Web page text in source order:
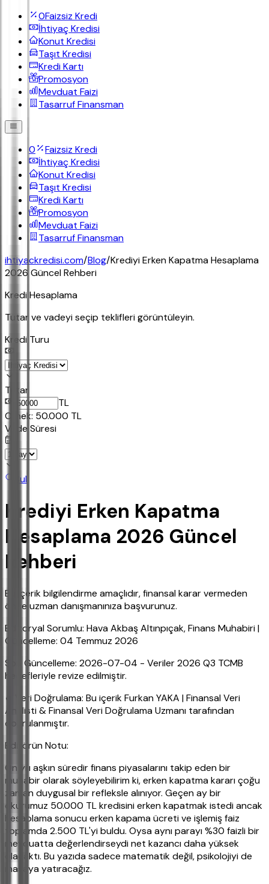
0Faizsiz Kredi
İhtiyaç Kredisi
Konut Kredisi
Taşıt Kredisi
Kredi Kartı
Promosyon
Mevduat Faizi
Tasarruf Finansman
0
Faizsiz Kredi
İhtiyaç Kredisi
Konut Kredisi
Taşıt Kredisi
Kredi Kartı
Promosyon
Mevduat Faizi
Tasarruf Finansman
ihtiyackredisi.com/Blog/Krediyi Erken Kapatma Hesaplama
2026 Güncel Rehberi
Kredi Hesaplama
Tutar ve vadeyi seçip teklifleri görüntüleyin.
Kredi Turu
Tutar
TL
Ornek: 50.000 TL
Vade Süresi
Bul
Krediyi Erken Kapatma
Hesaplama 2026 Güncel
Rehberi
Bu içerik bilgilendirme amaçlıdır, finansal karar vermeden
önce uzman danışmanınıza başvurunuz.
Editoryal Sorumlu: Hava Akbaş Altınpıçak, Finans Muhabiri |
Güncelleme: 04 Temmuz 2026
Son Güncelleme: 2026-07-04 - Veriler 2026 Q3 TCMB
hedefleriyle revize edilmiştir.
✔ Veri Doğrulama: Bu içerik Furkan YAKA | Finansal Veri
Analisti & Finansal Veri Doğrulama Uzmanı tarafından
doğrulanmıştır.
Editörün Notu:
On yılı aşkın süredir finans piyasalarını takip eden bir
muhabir olarak söyleyebilirim ki, erken kapatma kararı çoğu
zaman duygusal bir refleksle alınıyor. Geçen ay bir
okurumuz 50.000 TL kredisini erken kapatmak istedi ancak
hesaplama sonucu erken kapama ücreti ve işlemiş faiz
toplamda 2.500 TL'yi buldu. Oysa aynı parayı %30 faizli bir
mevduatta değerlendirseydi net kazancı daha yüksek
olacaktı. Bu yazıda sadece matematik değil, psikolojiyi de
masaya yatıracağız.